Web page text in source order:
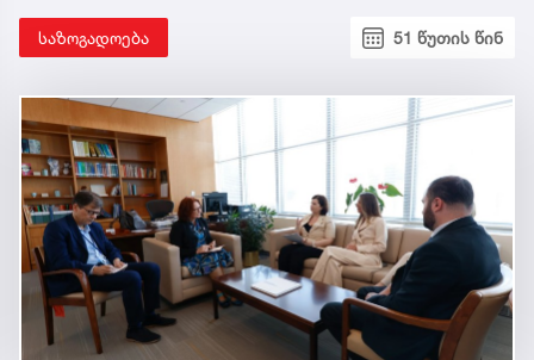
საზოგადოება 51 წუთის წინ